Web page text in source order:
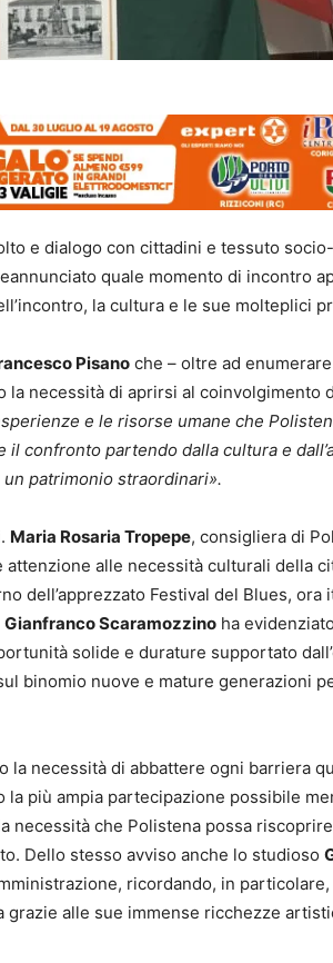
e dialogo con cittadini e tessuto
quale momento di incontro
la cultura e le sue molteplici
Pisano che – oltre ad
la necessità di aprirsi al coinvolgimento
e le risorse umane che
confronto partendo dalla cultura e
patrimonio straordinari».
Maria Rosaria Tropepe, consigliera di
alle necessità culturali della
dell’apprezzato Festival del Blues, ora
Gianfranco Scaramozzino ha
solide e durature supportato
binomio nuove e mature generazioni
la necessità di abbattere ogni barriera
più ampia partecipazione possibile
necessità che Polistena possa
Dello stesso avviso anche lo studioso
ricordando, in particolare,
alle sue immense ricchezze